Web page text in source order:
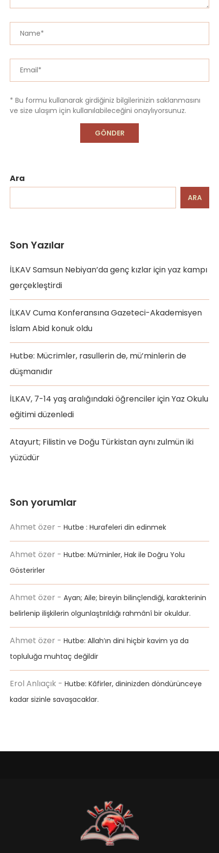
* Bu formu kullanarak girdiğiniz bilgilerinizin saklanmasını
ve size ulaşım için kullanılabileceğini onaylıyorsunuz.
Ara
ARA
Son Yazılar
İLKAV Samsun Nebiyan’da genç kızlar için yaz kampı
gerçekleştirdi
İLKAV Cuma Konferansına Gazeteci-Akademisyen
İslam Abid konuk oldu
Hutbe: Mücrimler, rasullerin de, mü’minlerin de
düşmanıdır
İLKAV, 7-14 yaş aralığındaki öğrenciler için Yaz Okulu
eğitimi düzenledi
Atayurt; Filistin ve Doğu Türkistan aynı zulmün iki
yüzüdür
Son yorumlar
Ahmet özer - Hutbe : Hurafeleri din edinmek
Ahmet özer - Hutbe: Mü’minler, Hak ile Doğru Yolu
Gösterirler
Ahmet özer - Ayan; Aile; bireyin bilinçlendiği, karakterinin
belirlenip ilişkilerin olgunlaştırıldığı rahmânî bir okuldur.
Ahmet özer - Hutbe: Allah’ın dini hiçbir kavim ya da
topluluğa muhtaç değildir
Erol Anlıaçık - Hutbe: Kâfirler, dininizden döndürünceye
kadar sizinle savaşacaklar.